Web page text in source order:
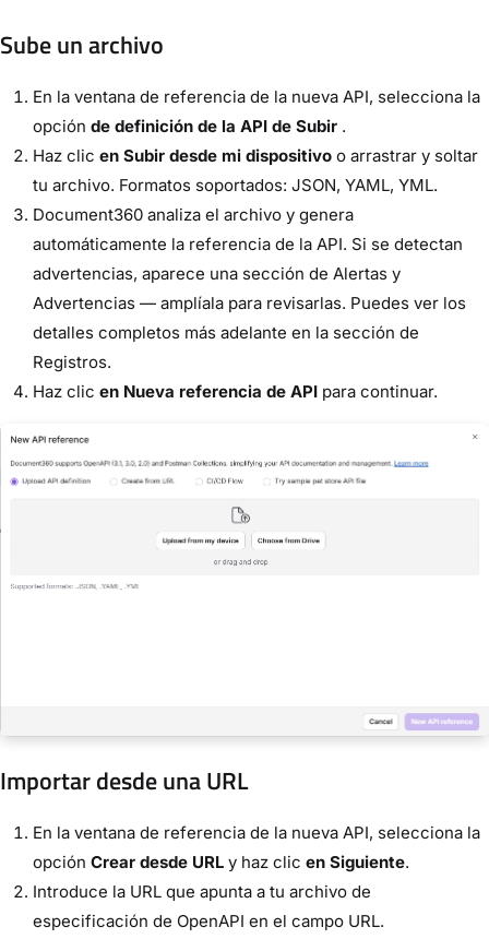
Sube un archivo
En la ventana de referencia de la nueva API, selecciona la
opción de definición de la API de Subir .
Haz clic en Subir desde mi dispositivo o arrastrar y soltar
tu archivo. Formatos soportados: JSON, YAML, YML.
Document360 analiza el archivo y genera
automáticamente la referencia de la API. Si se detectan
advertencias, aparece una sección de Alertas y
Advertencias — amplíala para revisarlas. Puedes ver los
detalles completos más adelante en la sección de
Registros.
Haz clic en Nueva referencia de API para continuar.
Importar desde una URL
En la ventana de referencia de la nueva API, selecciona la
opción Crear desde URL y haz clic en Siguiente.
Introduce la URL que apunta a tu archivo de
especificación de OpenAPI en el campo URL.